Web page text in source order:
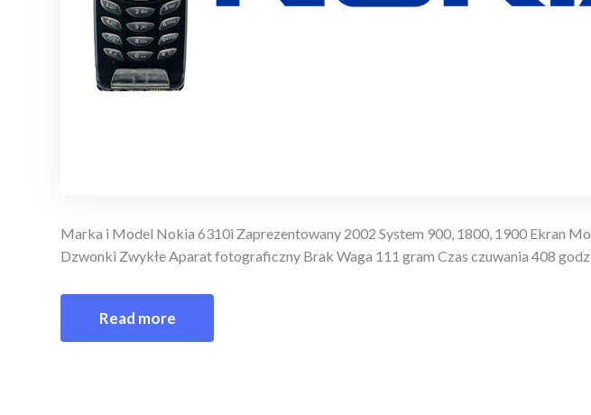
Marka i Model Nokia 6310i Zaprezentowany 2002 System 900, 1800, 1900 Ekran
Dzwonki Zwykłe Aparat fotograficzny Brak Waga 111 gram Czas czuwania 408
Read more